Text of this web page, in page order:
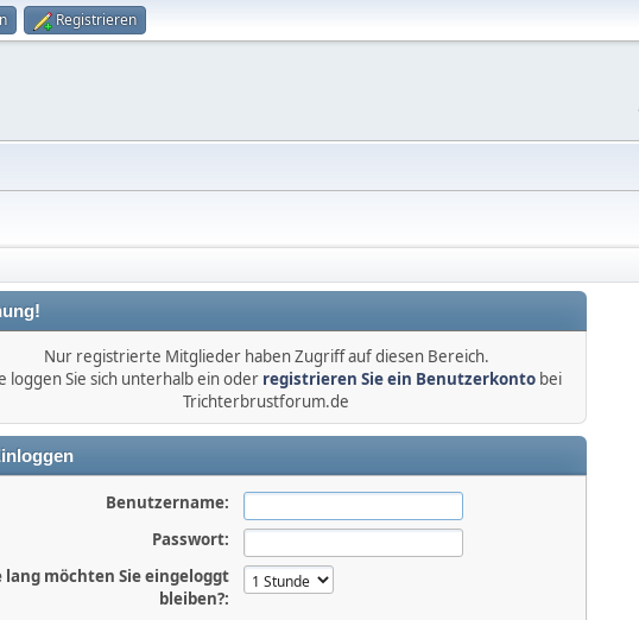
Registrieren
Nur registrierte Mitglieder haben Zugriff auf diesen Bereich.
loggen Sie sich unterhalb ein oder registrieren Sie ein Benutzerkontobei
Trichterbrustforum.de
Benutzername:
Passwort:
lang möchten Sie eingeloggt
bleiben?: